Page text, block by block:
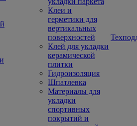
Клеи и
герметики для
вертикальных
поверхностей
Клей для укладки
керамической
плитки
Гидроизоляция
Шпатлевка
Материалы для
укладки
спортивных
покрытий и